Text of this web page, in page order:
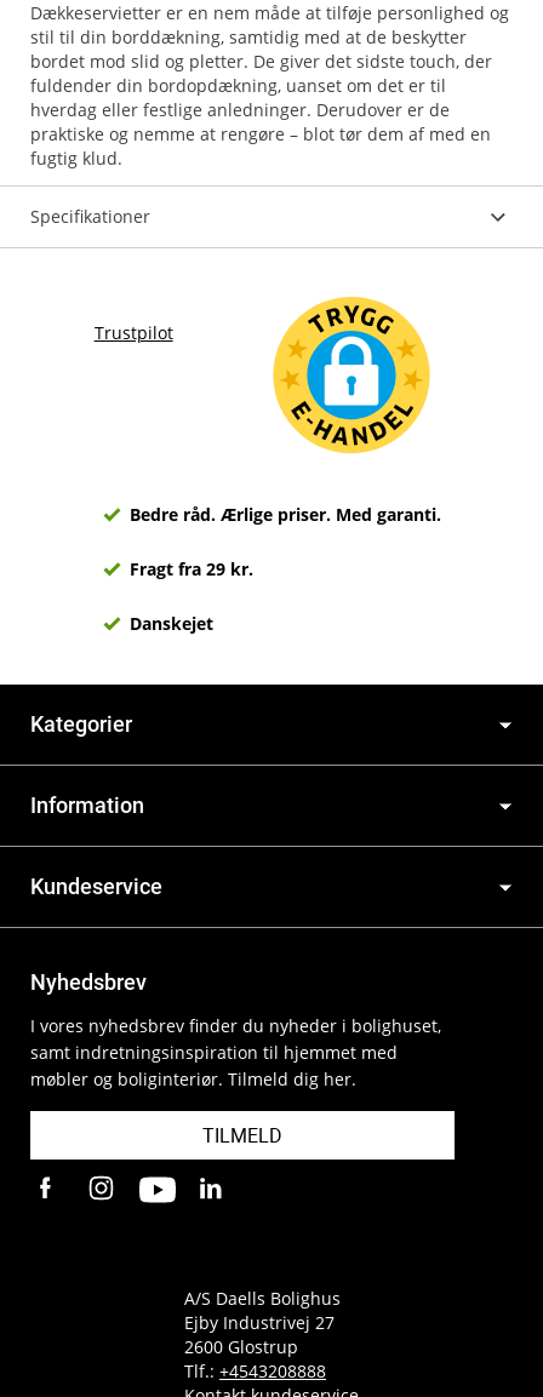
Dækkeservietter er en nem måde at tilføje personlighed og
stil til din borddækning, samtidig med at de beskytter
bordet mod slid og pletter. De giver det sidste touch, der
fuldender din bordopdækning, uanset om det er til
hverdag eller festlige anledninger. Derudover er de
praktiske og nemme at rengøre – blot tør dem af med en
fugtig klud.
Specifikationer
Trustpilot
Bedre råd. Ærlige priser. Med garanti.
Fragt fra 29 kr.
Danskejet
Kategorier
Information
Kundeservice
Nyhedsbrev
I vores nyhedsbrev finder du nyheder i bolighuset,
samt indretningsinspiration til hjemmet med
møbler og boliginteriør. Tilmeld dig her.
TILMELD
A/S Daells Bolighus
Ejby Industrivej 27
2600 Glostrup
Tlf.: +4543208888